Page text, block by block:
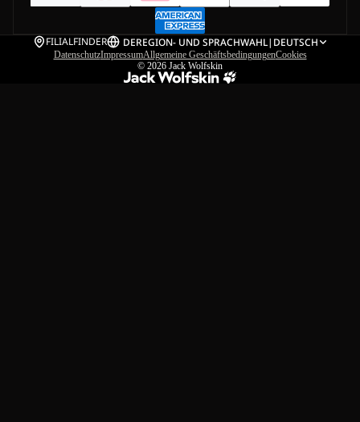
FILIALFINDER DEREGION- UND SPRACHWAHL| DEUTSCH
DatenschutzImpressumAllgemeine GeschäftsbedingungenCookies
© 2026 Jack Wolfskin